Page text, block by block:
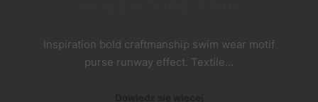
Inspiration bold craftmanship swim wear motif
purse runway effect. Textile…